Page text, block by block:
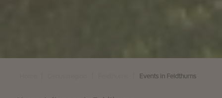
Events in Feldthurns